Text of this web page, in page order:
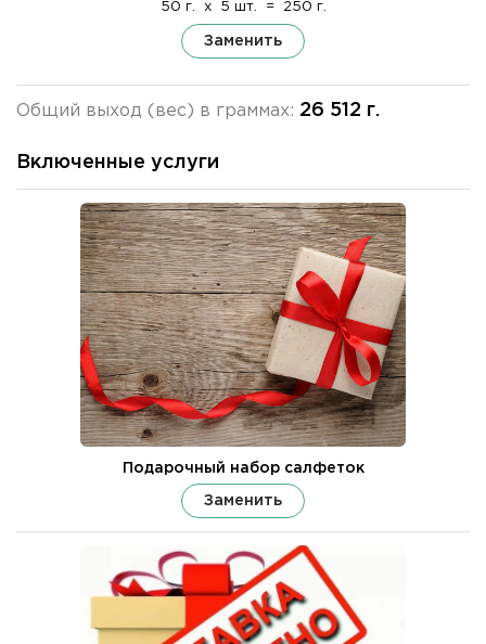
50 г. x 5 шт. = 250 г.
Заменить
Общий выход (вес) в граммах: 26 512 г.
Включенные услуги
Подарочный набор салфеток
Заменить